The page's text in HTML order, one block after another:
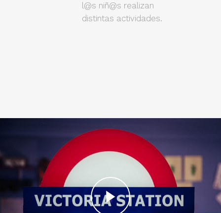
l@s niñ@s realizan
distintas actividades.